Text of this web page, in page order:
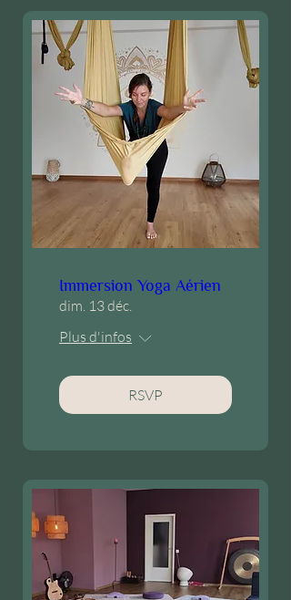
Immersion Yoga Aérien
dim. 13 déc.
Plus d'infos
RSVP